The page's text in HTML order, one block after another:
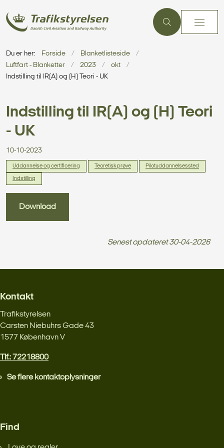
Du er her: Forside
Blanketlisteside
Luftfart - Blanketter
2023
okt
Indstilling til IR(A) og (H) Teori - UK
Indstilling til IR(A) og (H) Teori
- UK
10-10-2023
Uddannelse og certificering Teoretisk prøve Pilotuddannelsessted
Indstilling
Download
Senest opdateret30-04-2026
Kontakt
Trafikstyrelsen
Carsten Niebuhrs Gade 43
1577 København V
Tlf.: 72218800
Se flere kontaktoplysninger
Find